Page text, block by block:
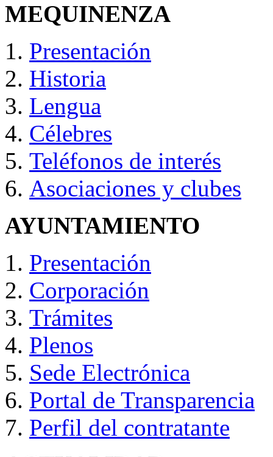
MEQUINENZA
Presentación
Historia
Lengua
Célebres
Teléfonos de interés
Asociaciones y clubes
AYUNTAMIENTO
Presentación
Corporación
Trámites
Plenos
Sede Electrónica
Portal de Transparencia
Perfil del contratante